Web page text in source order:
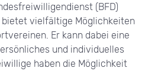
(BFD)
vielfältige Möglichkeiten
Er kann dabei eine
und individuelles
haben die Möglichkeit